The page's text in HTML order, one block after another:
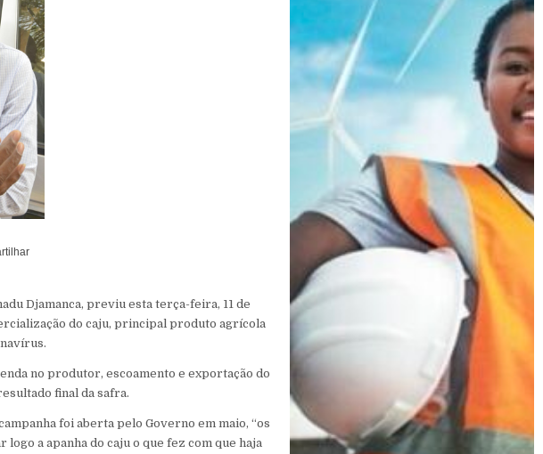
Djamanca, previu esta terça-feira, 11 de
do caju, principal produto agrícola
no produtor, escoamento e exportação do
final da safra.
foi aberta pelo Governo em maio, “os
a apanha do caju o que fez com que haja